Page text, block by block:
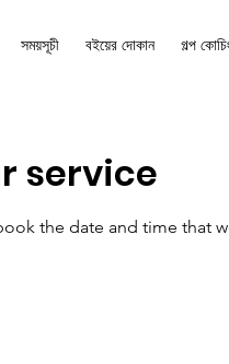
সময়সূচী বইয়ের দোকান গল্প
service
the date and time that